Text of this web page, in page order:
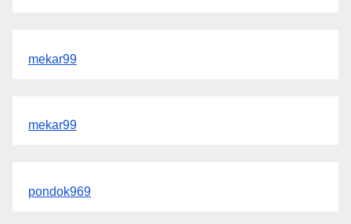
mekar99
mekar99
pondok969